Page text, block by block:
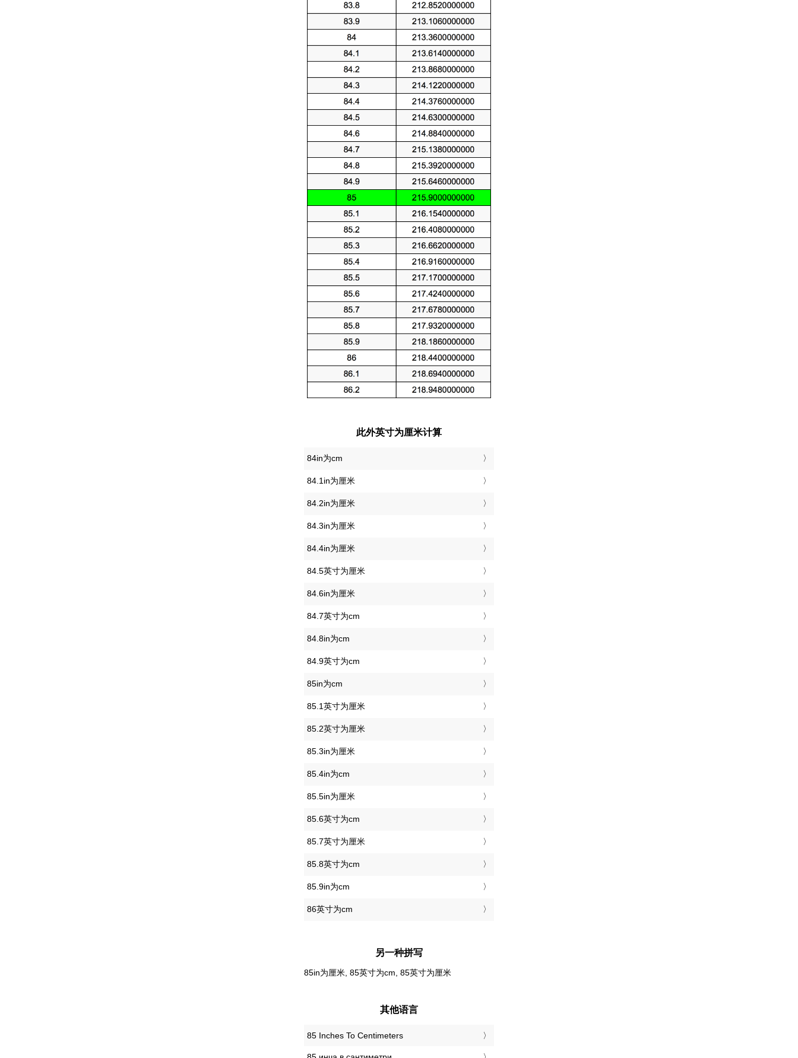
此外英寸为厘米计算
84in为cm
84.1in为厘米
84.2in为厘米
84.3in为厘米
84.4in为厘米
84.5英寸为厘米
84.6in为厘米
84.7英寸为cm
84.8in为cm
84.9英寸为cm
85in为cm
85.1英寸为厘米
85.2英寸为厘米
85.3in为厘米
85.4in为cm
85.5in为厘米
85.6英寸为cm
85.7英寸为厘米
85.8英寸为cm
85.9in为cm
86英寸为cm
另一种拼写
85in为厘米, 85英寸为cm, 85英寸为厘米
其他语言
‎85 Inches To Centimeters